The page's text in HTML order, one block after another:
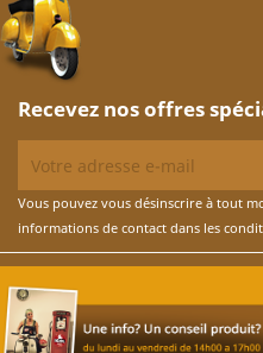
Recevez nos offres
Vous pouvez vous désinscrire à tout
informations de contact dans les